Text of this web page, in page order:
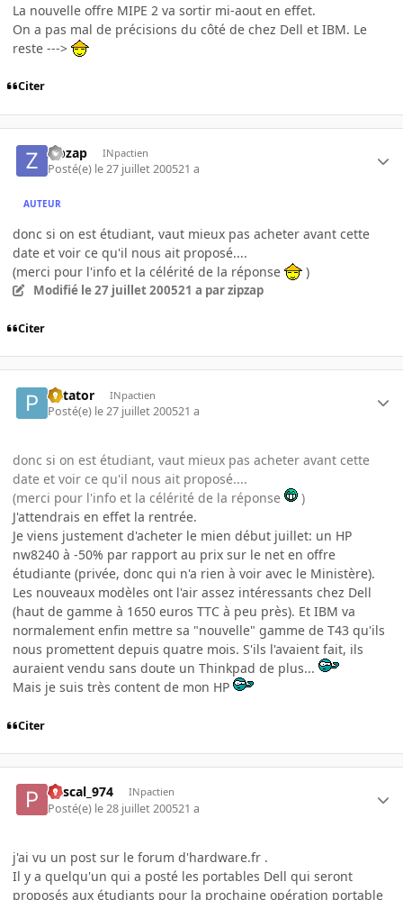
La nouvelle offre MIPE 2 va sortir mi-aout en effet.
On a pas mal de précisions du côté de chez Dell et IBM. Le
reste --->
Citer
zipzap INpactien
Posté(e) le 27 juillet 200521 a
AUTEUR
donc si on est étudiant, vaut mieux pas acheter avant cette
date et voir ce qu'il nous ait proposé....
(merci pour l'info et la célérité de la réponse
)
Modifié le 27 juillet 200521 a par zipzap
Citer
Patator INpactien
Posté(e) le 27 juillet 200521 a
donc si on est étudiant, vaut mieux pas acheter avant cette
date et voir ce qu'il nous ait proposé....
(merci pour l'info et la célérité de la réponse
)
J'attendrais en effet la rentrée.
Je viens justement d'acheter le mien début juillet: un HP
nw8240 à -50% par rapport au prix sur le net en offre
étudiante (privée, donc qui n'a rien à voir avec le Ministère).
Les nouveaux modèles ont l'air assez intéressants chez Dell
(haut de gamme à 1650 euros TTC à peu près). Et IBM va
normalement enfin mettre sa "nouvelle" gamme de T43 qu'ils
nous promettent depuis quatre mois. S'ils l'avaient fait, ils
auraient vendu sans doute un Thinkpad de plus...
Mais je suis très content de mon HP
Citer
Pascal_974 INpactien
Posté(e) le 28 juillet 200521 a
j'ai vu un post sur le forum d'hardware.fr .
Il y a quelqu'un qui a posté les portables Dell qui seront
proposés aux étudiants pour la prochaine opération portable